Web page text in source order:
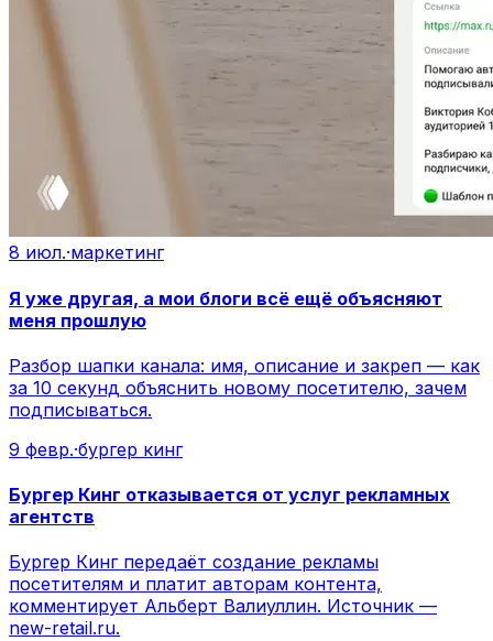
8 июл.·маркетинг
Я уже другая, а мои блоги всё ещё объясняют
меня прошлую
Разбор шапки канала: имя, описание и закреп — как
за 10 секунд объяснить новому посетителю, зачем
подписываться.
9 февр.·бургер кинг
Бургер Кинг отказывается от услуг рекламных
агентств
Бургер Кинг передаёт создание рекламы
посетителям и платит авторам контента,
комментирует Альберт Валиуллин. Источник —
new-retail.ru.